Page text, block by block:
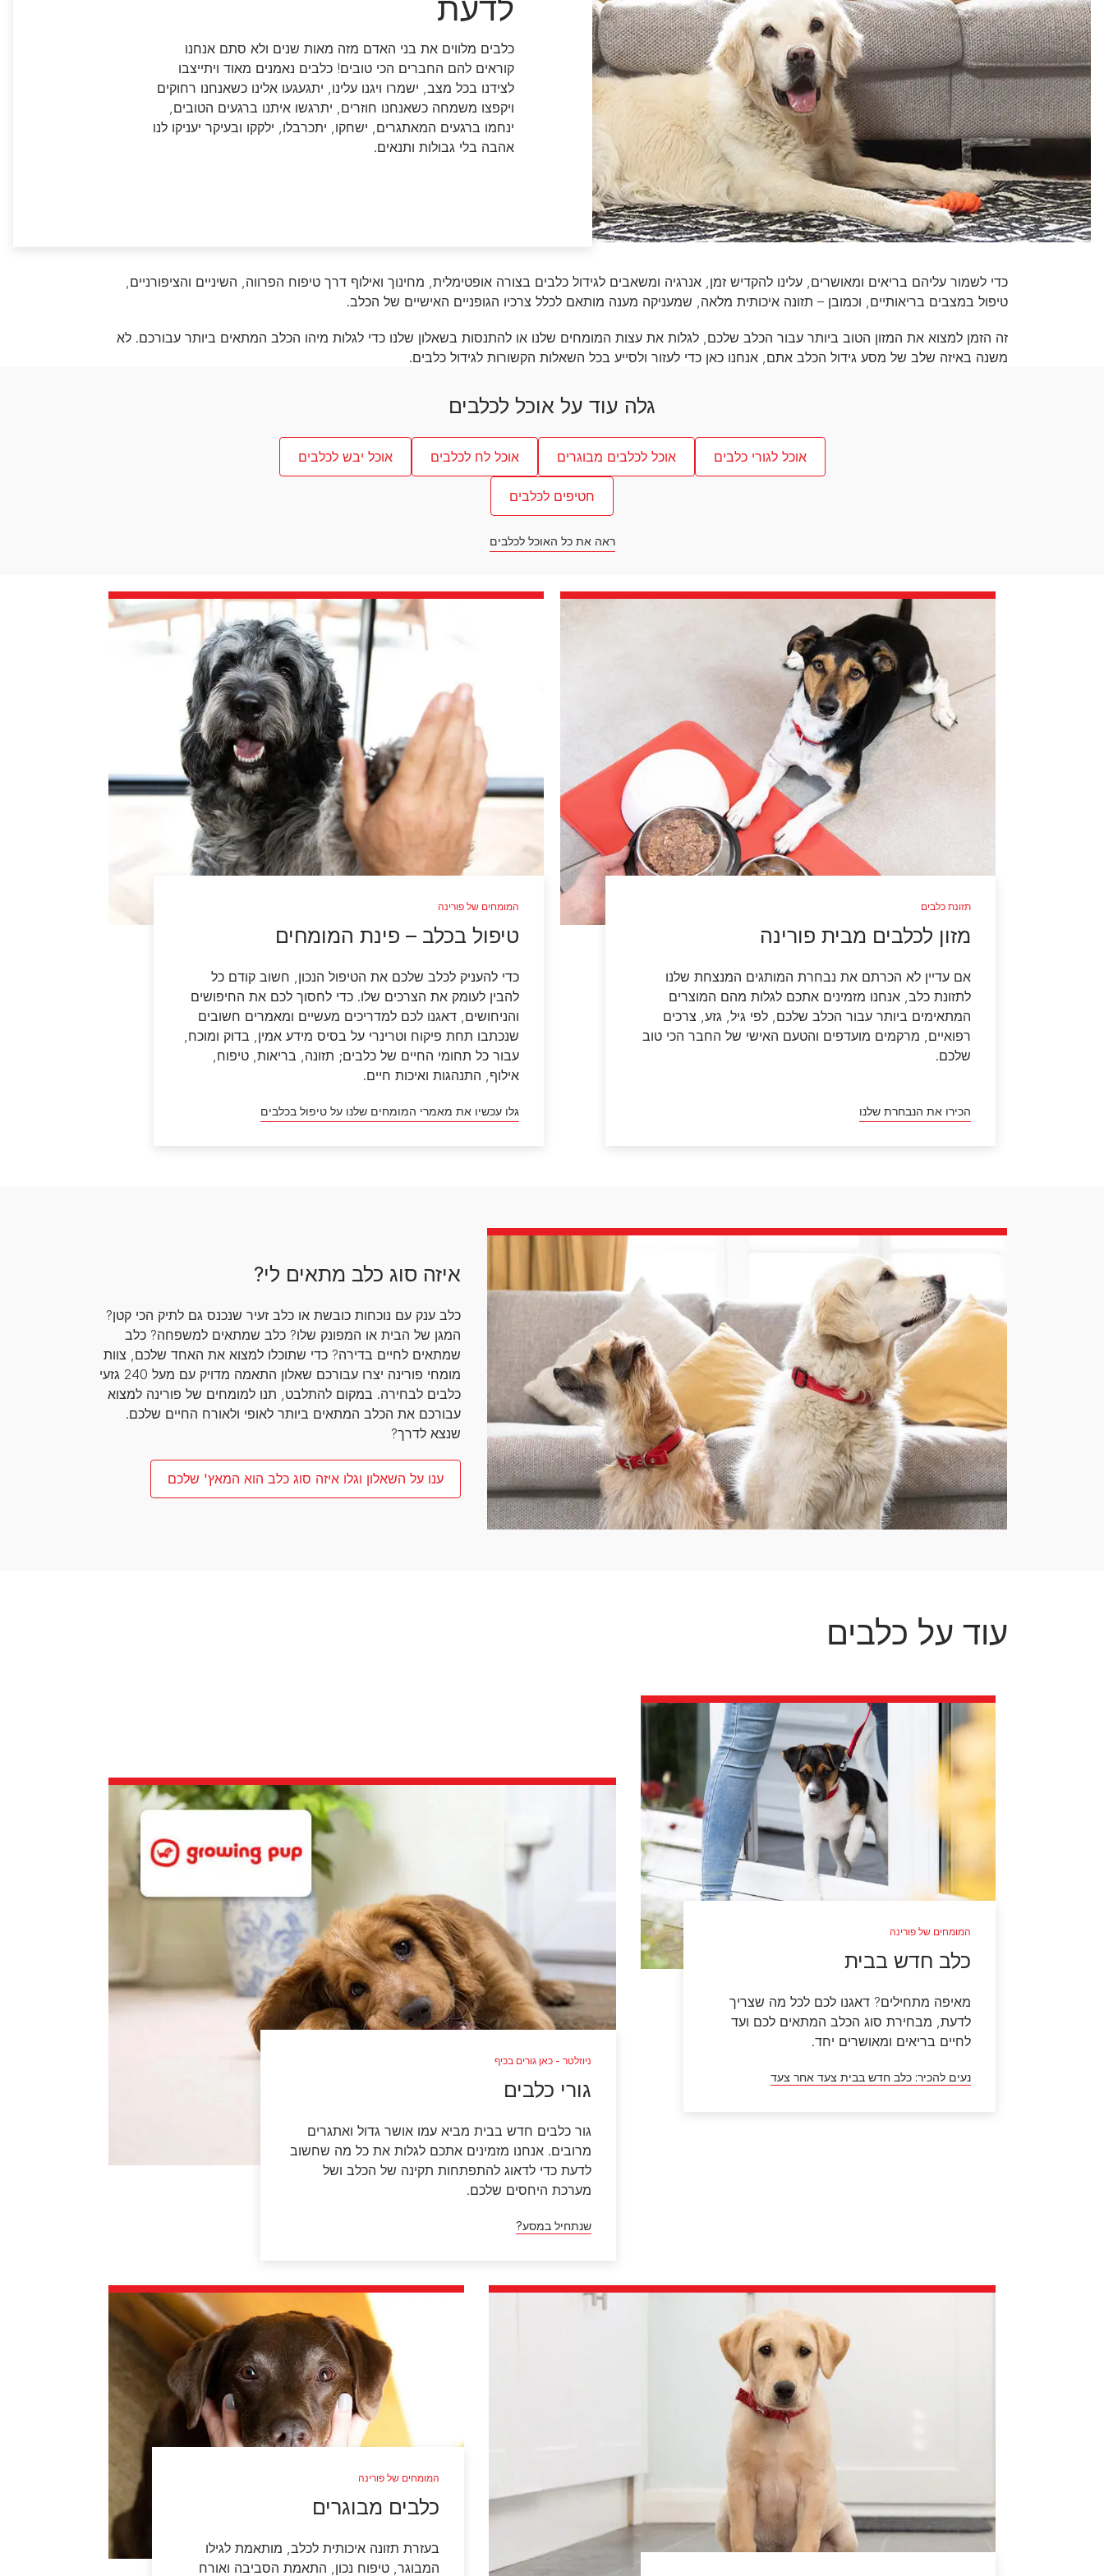
כל כתבות המומחים על כלבים
איך לקבל כלב חדש בבית
אוכל לכלבים מגזע בינוני
אוכל לכלבים מגזע גדול
לרשימת המותגים המלאה
גלה את כל החנויות המקוונות והפיזיות סביבך
שמוכרות את המוצרים האהובים עליך של כל מותגי
דנטלייף לחתול
פרו פלאן מזון ייעודי לחתולים
הכירו את כל מותגי האוכל
לחתולים
גלה את כל החנויות המקוונות והפיזיות סביבך
שמוכרות את המוצרים האהובים עליך של כל מותגי
עבור למרכז טיפול בחיות המחמד
לדעת
כלבים מלווים את בני האדם מזה מאות שנים ולא סתם אנחנו
קוראים להם החברים הכי טובים! כלבים נאמנים מאוד ויתייצבו
לצידנו בכל מצב, ישמרו ויגנו עלינו, יתגעגעו אלינו כשאנחנו רחוקים
ויקפצו משמחה כשאנחנו חוזרים, יתרגשו איתנו ברגעים הטובים,
ינחמו ברגעים המאתגרים, ישחקו, יתכרבלו, ילקקו ובעיקר יעניקו לנו
אהבה בלי גבולות ותנאים.
כדי לשמור עליהם בריאים ומאושרים, עלינו להקדיש זמן, אנרגיה ומשאבים לגידול כלבים בצורה אופטימלית, מחינוך ואילוף דרך טיפוח הפרווה, השיניים והציפורניים,
טיפול במצבים בריאותיים, וכמובן – תזונה איכותית מלאה, שמעניקה מענה מותאם לכלל צרכיו הגופניים האישיים של הכלב.
זה הזמן למצוא את המזון הטוב ביותר עבור הכלב שלכם, לגלות את עצות המומחים שלנו או להתנסות בשאלון שלנו כדי לגלות מיהו הכלב המתאים ביותר עבורכם. לא
משנה באיזה שלב של מסע גידול הכלב אתם, אנחנו כאן כדי לעזור ולסייע בכל השאלות הקשורות לגידול כלבים.
גלה עוד על אוכל לכלבים
אוכל לגורי כלבים אוכל לכלבים מבוגרים אוכל לח לכלבים אוכל יבש לכלבים
חטיפים לכלבים
ראה את כל האוכל לכלבים
תזונת כלבים
מזון לכלבים מבית פורינה
אם עדיין לא הכרתם את נבחרת המותגים המנצחת שלנו
לתזונת כלב, אנחנו מזמינים אתכם לגלות מהם המוצרים
המתאימים ביותר עבור הכלב שלכם, לפי גיל, גזע, צרכים
רפואיים, מרקמים מועדפים והטעם האישי של החבר הכי טוב
שלכם.
הכירו את הנבחרת שלנו
המומחים של פורינה
טיפול בכלב – פינת המומחים
כדי להעניק לכלב שלכם את הטיפול הנכון, חשוב קודם כל
להבין לעומק את הצרכים שלו. כדי לחסוך לכם את החיפושים
והניחושים, דאגנו לכם למדריכים מעשיים ומאמרים חשובים
שנכתבו תחת פיקוח וטרינרי על בסיס מידע אמין, בדוק ומוכח,
עבור כל תחומי החיים של כלבים; תזונה, בריאות, טיפוח,
אילוף, התנהגות ואיכות חיים.
גלו עכשיו את מאמרי המומחים שלנו על טיפול בכלבים
איזה סוג כלב מתאים לי?
כלב ענק עם נוכחות כובשת או כלב זעיר שנכנס גם לתיק הכי קטן?
המגן של הבית או המפונק שלו? כלב שמתאים למשפחה? כלב
שמתאים לחיים בדירה? כדי שתוכלו למצוא את האחד שלכם, צוות
מומחי פורינה יצרו עבורכם שאלון התאמה מדויק עם מעל 240 גזעי
כלבים לבחירה. במקום להתלבט, תנו למומחים של פורינה למצוא
עבורכם את הכלב המתאים ביותר לאופי ולאורח החיים שלכם.
שנצא לדרך?
ענו על השאלון וגלו איזה סוג כלב הוא המאץ' שלכם
עוד על כלבים
המומחים של פורינה
כלב חדש בבית
מאיפה מתחילים? דאגנו לכם לכל מה שצריך
לדעת, מבחירת סוג הכלב המתאים לכם ועד
לחיים בריאים ומאושרים יחד.
נעים להכיר: כלב חדש בבית צעד אחר צעד
ניוזלטר - כאן גורים בכיף
גורי כלבים
גור כלבים חדש בבית מביא עמו אושר גדול ואתגרים
מרובים. אנחנו מזמינים אתכם לגלות את כל מה שחשוב
לדעת כדי לדאוג להתפתחות תקינה של הכלב ושל
מערכת היחסים שלכם.
שנתחיל במסע?
המומחים של פורינה
כלבים מבוגרים
בעזרת תזונה איכותית לכלב, מותאמת לגילו
המבוגר, טיפוח נכון, התאמת הסביבה ואורח